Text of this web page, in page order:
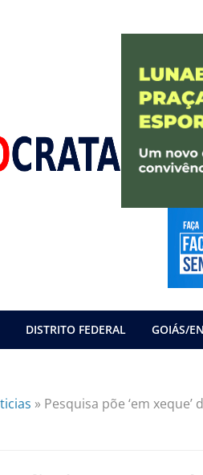
DISTRITO FEDERAL GOIÁS/
» Pesquisa põe ‘em